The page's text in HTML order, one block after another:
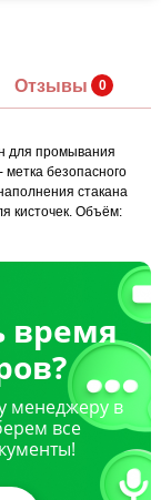
Отзывы
для промывания
безопасного
стакана
кисточек. Объём:
время
менеджеру в
все